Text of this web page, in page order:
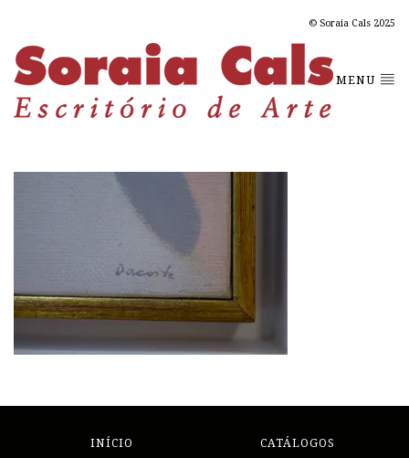
© Soraia Cals 2025
MENU
INÍCIO
CATÁLOGOS